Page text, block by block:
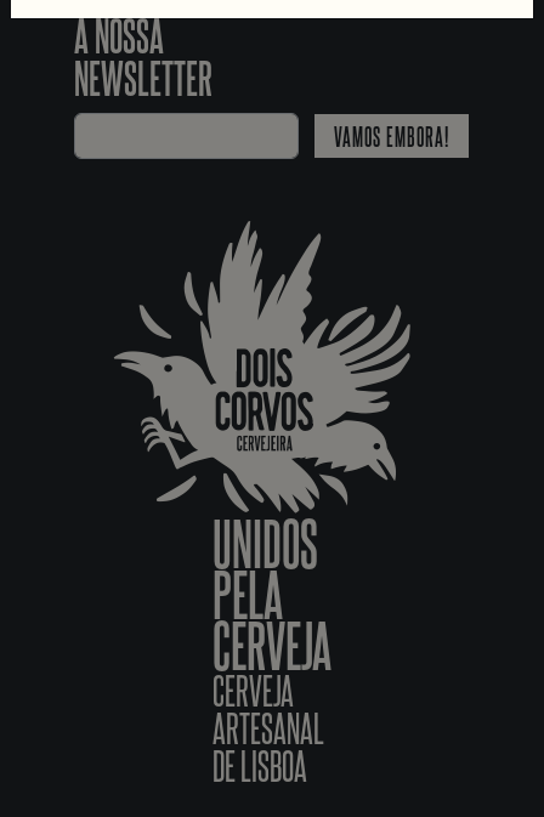
À NOSSA
NEWSLETTER
VAMOS EMBORA!
UNIDOS
PELA
CERVEJA
CERVEJA
ARTESANAL
DE LISBOA